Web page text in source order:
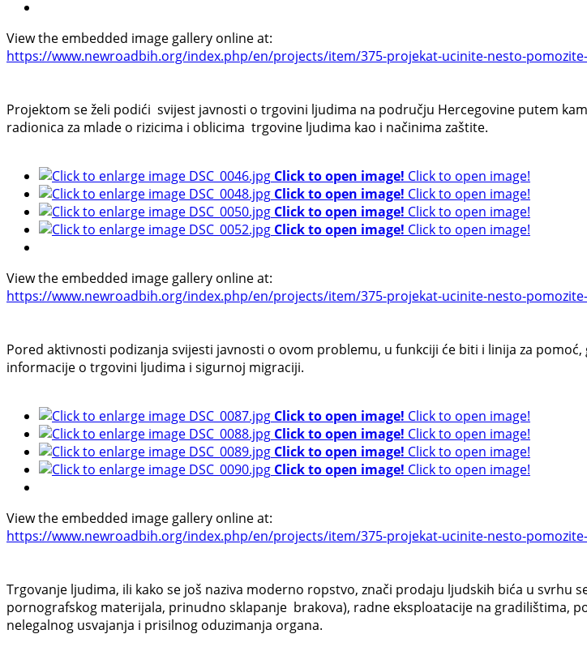
View the embedded image gallery online at:
https://www.newroadbih.org/index.php/en/projects/item/375-projekat-ucinite-nesto-
Projektom se želi podići svijest javnosti o trgovini ljudima na području Hercegovine putem
radionica za mlade o rizicima i oblicima trgovine ljudima kao i načinima zaštite.
Click to open image! Click to open image!
Click to open image! Click to open image!
Click to open image! Click to open image!
Click to open image! Click to open image!
View the embedded image gallery online at:
https://www.newroadbih.org/index.php/en/projects/item/375-projekat-ucinite-nesto-
Pored aktivnosti podizanja svijesti javnosti o ovom problemu, u funkciji će biti i linija za
informacije o trgovini ljudima i sigurnoj migraciji.
Click to open image! Click to open image!
Click to open image! Click to open image!
Click to open image! Click to open image!
Click to open image! Click to open image!
View the embedded image gallery online at:
https://www.newroadbih.org/index.php/en/projects/item/375-projekat-ucinite-nesto-
Trgovanje ljudima, ili kako se još naziva moderno ropstvo, znači prodaju ljudskih bića u svrhu
pornografskog materijala, prinudno sklapanje brakova), radne eksploatacije na gradilištima,
nelegalnog usvajanja i prisilnog oduzimanja organa.